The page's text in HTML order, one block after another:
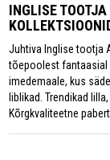
INGLISE
Juhtiva Inglise tootja
tõepoolest fantaasial
imedemaale, kus
liblikad. Trendikad
Kõrgkvaliteetne